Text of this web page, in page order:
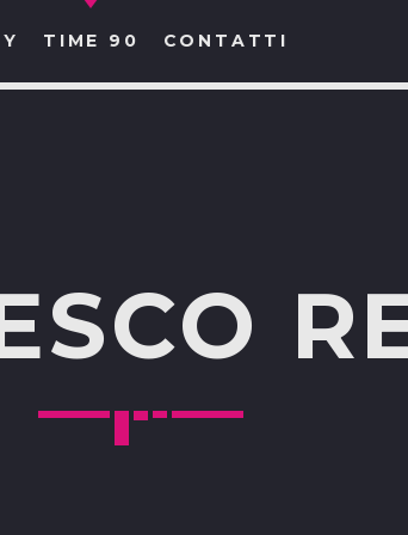
TIME 90 CONTATTI